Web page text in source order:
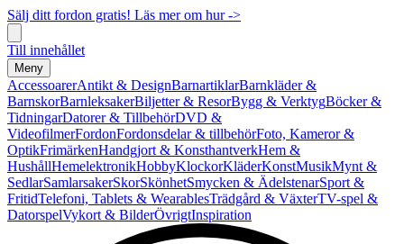
Sälj ditt fordon gratis! Läs mer om hur ->
Till innehållet
Meny
AccessoarerAntikt & DesignBarnartiklarBarnkläder &
BarnskorBarnleksakerBiljetter & ResorBygg & VerktygBöcker &
TidningarDatorer & TillbehörDVD &
VideofilmerFordonFordonsdelar & tillbehörFoto, Kameror &
OptikFrimärkenHandgjort & KonsthantverkHem &
HushållHemelektronikHobbyKlockorKläderKonstMusikMynt &
SedlarSamlarsakerSkorSkönhetSmycken & ÄdelstenarSport &
FritidTelefoni, Tablets & WearablesTrädgård & VäxterTV-spel &
DatorspelVykort & BilderÖvrigtInspiration